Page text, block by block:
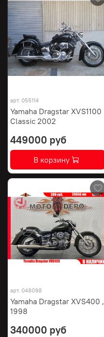
арт. 055114
Yamaha Dragstar XVS1100
Classic 2002
449000 руб
В корзину
арт. 048098
Yamaha Dragstar XVS400 ,
1998
340000 руб